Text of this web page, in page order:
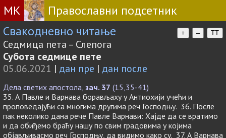
МК
Православни подсетник
Свакодневно читање
+ – TT
Седмица пета – Слепога
Субота седмице пете
05.06.2021 | дан пре | дан после
Дела светих апостола, зач. 37 (15,35-41)
35. А Павле и Варнава борављаху у Антиохији учећи и
проповедајући са многима другима реч Господњу. 36. После
пак неколико дана рече Павле Варнави: Хајде да се вратимо
и да обиђемо браћу нашу по свим градовима у којима
објављивасмо реч Господњу, да видимо како су. 37. А Варнава